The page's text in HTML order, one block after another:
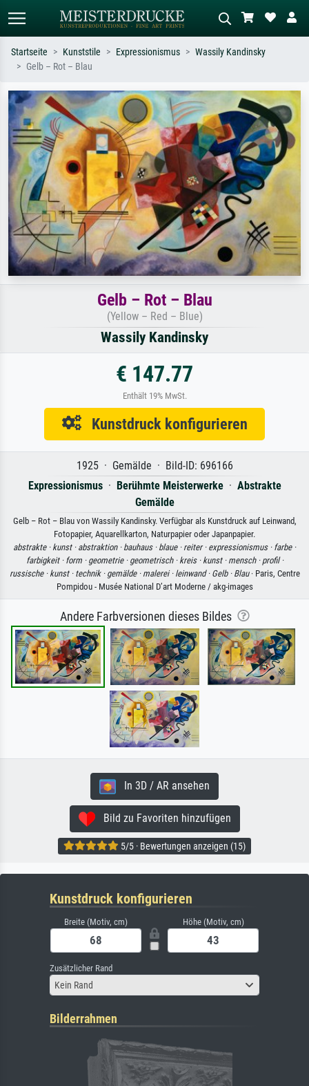
Suchen Sie nach Künstlern, Werktiteln
oder Stilen – z.B. Monet,
Sternennacht, Impressionismus, Welle
Hokusai, Akt.
Beschreiben Sie die Szene – z.B. Grüne
Wiese, Abstrakt mit viel Rot, Dunkles
Ölgemälde, Stehender Akt neben einem
Baum.
Startseite Kunststile Expressionismus
Wassily Kandinsky
Gelb – Rot – Blau
Gelb – Rot – Blau
(Yellow – Red – Blue)
Wassily Kandinsky
€ 147.77
Enthält 19% MwSt.
Kunstdruck konfigurieren
1925 · Gemälde · Bild-ID: 696166
Expressionismus· Berühmte Meisterwerke· Abstrakte
Gemälde
Gelb – Rot – Blau von Wassily Kandinsky. Verfügbar als Kunstdruck auf Leinwand,
Fotopapier, Aquarellkarton, Naturpapier oder Japanpapier.
abstrakte · kunst · abstraktion · bauhaus · blaue · reiter · expressionismus · farbe ·
farbigkeit · form · geometrie · geometrisch · kreis · kunst · mensch · profil ·
russische · kunst · technik · gemälde · malerei · leinwand · Gelb · Blau· Paris, Centre
Pompidou - Musée National D’art Moderne / akg-images
Andere Farbversionen dieses Bildes
In 3D / AR ansehen
Bild zu Favoriten hinzufügen
5/5 · Bewertungen anzeigen (15)
Kunstdruck konfigurieren
Breite (Motiv, cm) Höhe (Motiv, cm)
Zusätzlicher Rand
Kein Rand
Bilderrahmen